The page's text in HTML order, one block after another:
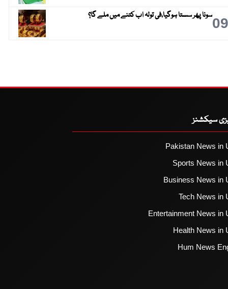
09سونا پھر سستا ہوگیا،فی تولہ اب کتنے میں ملے گا؟
سیکشنز
Pakistan News in
Sports News in
Business News in
Tech News in
Entertainment News in
Health News in
Hum News